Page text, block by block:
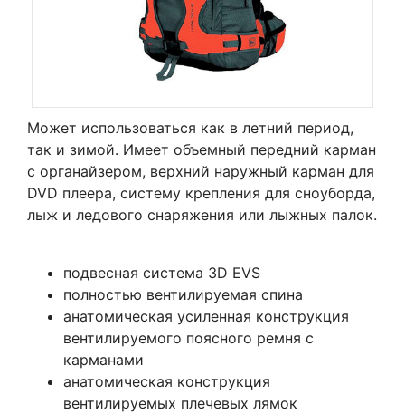
Может использоваться как в летний период,
так и зимой. Имеет объемный передний карман
с органайзером, верхний наружный карман для
DVD плеера, систему крепления для сноуборда,
лыж и ледового снаряжения или лыжных палок.
подвесная система 3D EVS
полностью вентилируемая спина
анатомическая усиленная конструкция
вентилируемого поясного ремня с
карманами
анатомическая конструкция
вентилируемых плечевых лямок